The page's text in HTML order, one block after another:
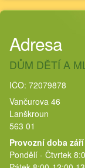
Adresa
DŮM DĚTÍ A
IČO: 72079878
Vančurova 46
Lanškroun
563 01
Provozní doba
Pondělí - Čtvrtek